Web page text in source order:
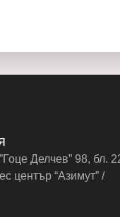
Делчев” 98, бл.
център “Азимут” /